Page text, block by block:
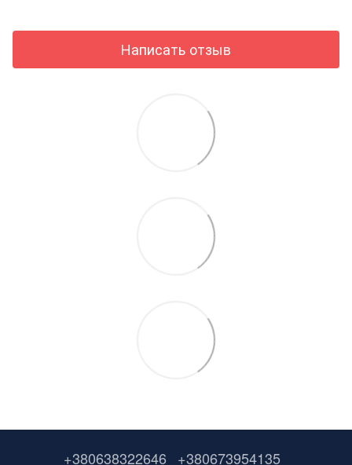
Написать отзыв
+380638322646 +380673954135